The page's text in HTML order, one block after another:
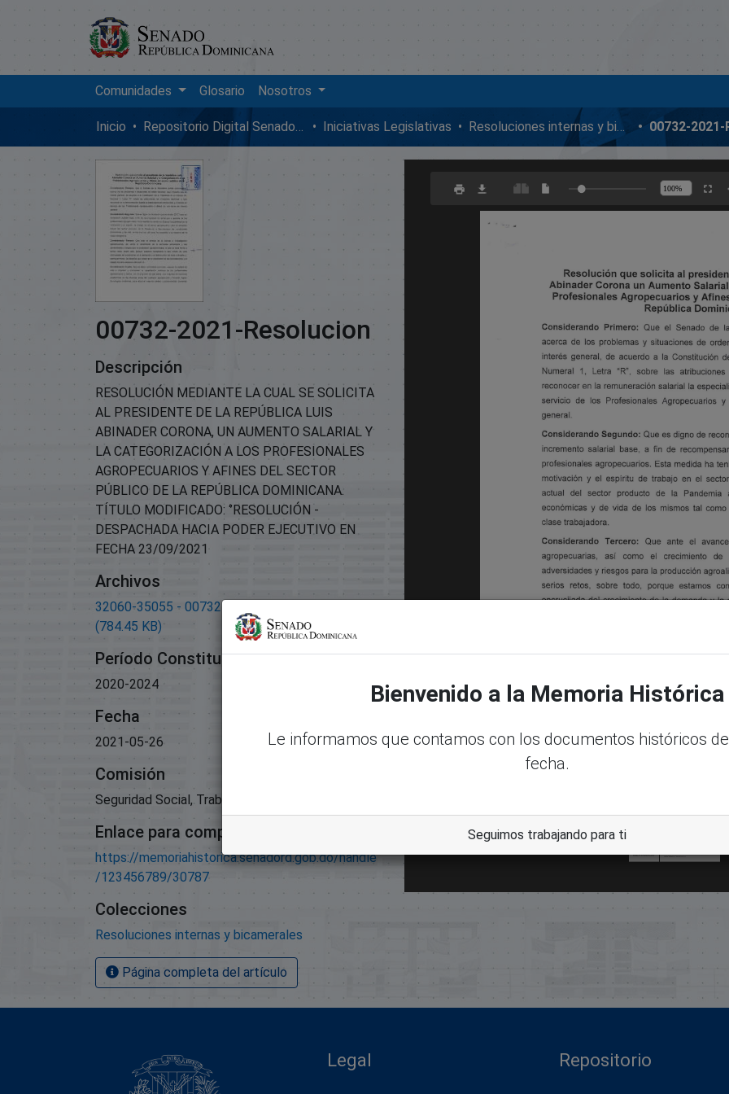
Comunidades Glosario Nosotros
Inicio Repositorio Digital SenadoRD Iniciativas Legislativas Resoluciones internas y bicamerales 00732-2021-
00732-2021-Resolucion
Descripción
RESOLUCIÓN MEDIANTE LA CUAL SE SOLICITA
AL PRESIDENTE DE LA REPÚBLICA LUIS
ABINADER CORONA, UN AUMENTO SALARIAL Y
LA CATEGORIZACIÓN A LOS PROFESIONALES
AGROPECUARIOS Y AFINES DEL SECTOR
PÚBLICO DE LA REPÚBLICA DOMINICANA.
TÍTULO MODIFICADO: ‘’RESOLUCIÓN -
DESPACHADA HACIA PODER EJECUTIVO EN
FECHA 23/09/2021
Archivos
32060-35055 - 00732-2021-Resolucion.pdf
(784.45 KB)
Período Constitucional
2020-2024
Fecha
2021-05-26
Comisión
Seguridad Social, Trabajo Y Pensiones;
Enlace para compartir este artículo
https://memoriahistorica.senadord.gob.do/handle
/123456789/30787
Colecciones
Resoluciones internas y bicamerales
Página completa del artículo
Legal Repositorio
Bienvenido a la Memoria Histórica
Le informamos que contamos con los documentos históricos
fecha.
Seguimos trabajando para ti